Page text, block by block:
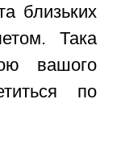
близьких
Така
вашого
по